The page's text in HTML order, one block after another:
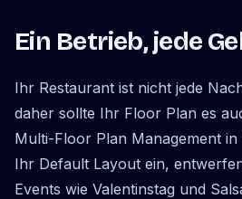
Ein Betrieb, jede
Ihr Restaurant ist nicht jede
daher sollte Ihr Floor Plan es
Multi-Floor Plan Management
Ihr Default Layout ein,
Events wie Valentinstag und